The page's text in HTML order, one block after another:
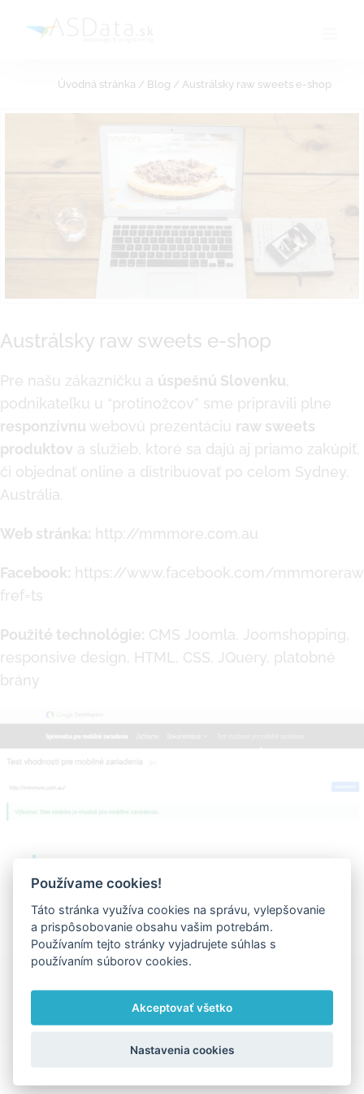
Úvodná stránka / Blog / Austrálsky raw sweets e-shop
Austrálsky raw sweets e-shop
Pre našu zákazníčku a úspešnú Slovenku
podnikateľku u “protinožcov” sme pripravili plne
responzívnu webovú prezentáciu raw sweets
produktov a služieb, ktoré sa dajú aj priamo zakúpiť,
či objednať online a distribuovať po celom Sydney,
Austrália.
Web stránka: http://mmmore.com.au
Facebook: https://www.facebook.com/
fref=ts
Použité technológie: CMS Joomla, Joomshopping,
responsive design, HTML, CSS, JQuery, platobné
brány
Responzívne web stránky, online
obchody už od 500€ –
ASData.sk
Facebook
X LinkedInPinterest
Používame cookies!
Táto stránka využíva cookies na správu, vylepšovanie
a prispôsobovanie obsahu vašim potrebám.
Používaním tejto stránky vyjadrujete súhlas s
používaním súborov cookies.
Akceptovať všetko
Nastavenia cookies